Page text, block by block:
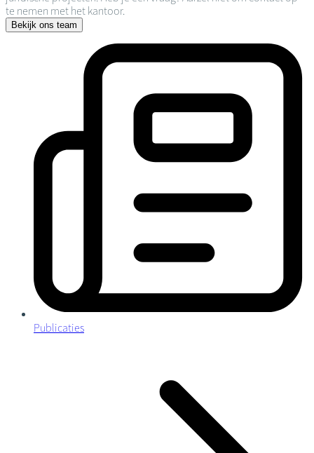
te nemen met het kantoor.
Bekijk ons team
Publicaties